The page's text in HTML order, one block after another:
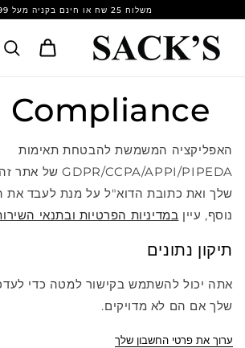
משלוח 25 שח או חינם בקניה מעל 199 שח
Cart
Compliance
האפליקציה המשמשת להבטחת תאימות
שלך ואת כתובת הדוא"ל על מנת לעבד את
נוסף, עיין במדיניות הפרטיות ובתנאי
תיקון נתונים
אתה יכול להשתמש בקישור למטה כדי
שלך אם הם לא מדויקים.
ערוך את פרטי החשבון שלך